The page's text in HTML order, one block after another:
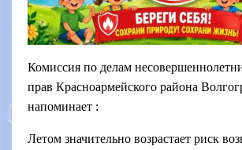
Комиссия по делам
прав Красноармейского района
напоминает :
Летом значительно возрастает риск